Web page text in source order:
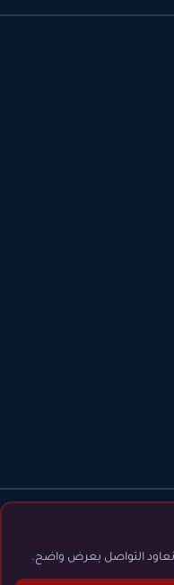
التواصل بعرض واضح.